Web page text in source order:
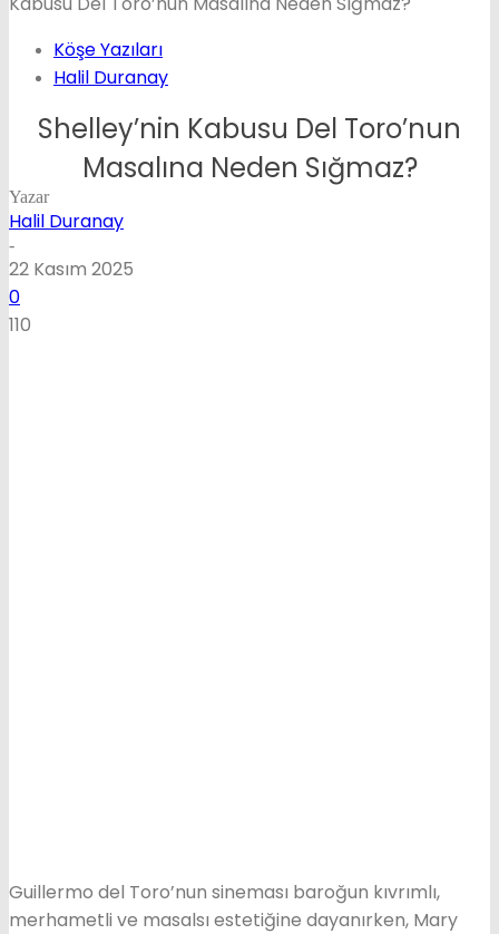
Köşe Yazıları
Halil Duranay
Shelley’nin Kabusu Del Toro’nun
Masalına Neden Sığmaz?
Yazar
Halil Duranay
-
22 Kasım 2025
0
110
Guillermo del Toro’nun sineması baroğun kıvrımlı,
merhametli ve masalsı estetiğine dayanırken, Mary